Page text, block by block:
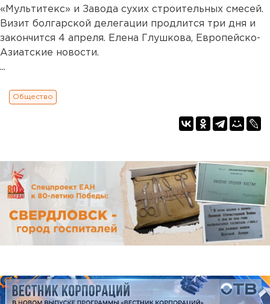
«Мультитекс» и Завода сухих строительных смесей.
Визит болгарской делегации продлится три дня и
закончится 4 апреля. Елена Глушкова, Европейско-
Азиатские новости.
...
Общество